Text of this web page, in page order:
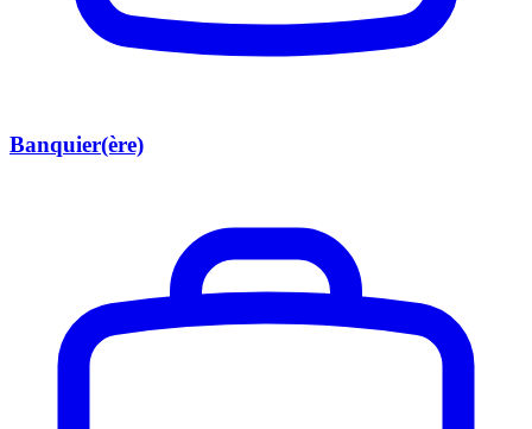
Banquier(ère)